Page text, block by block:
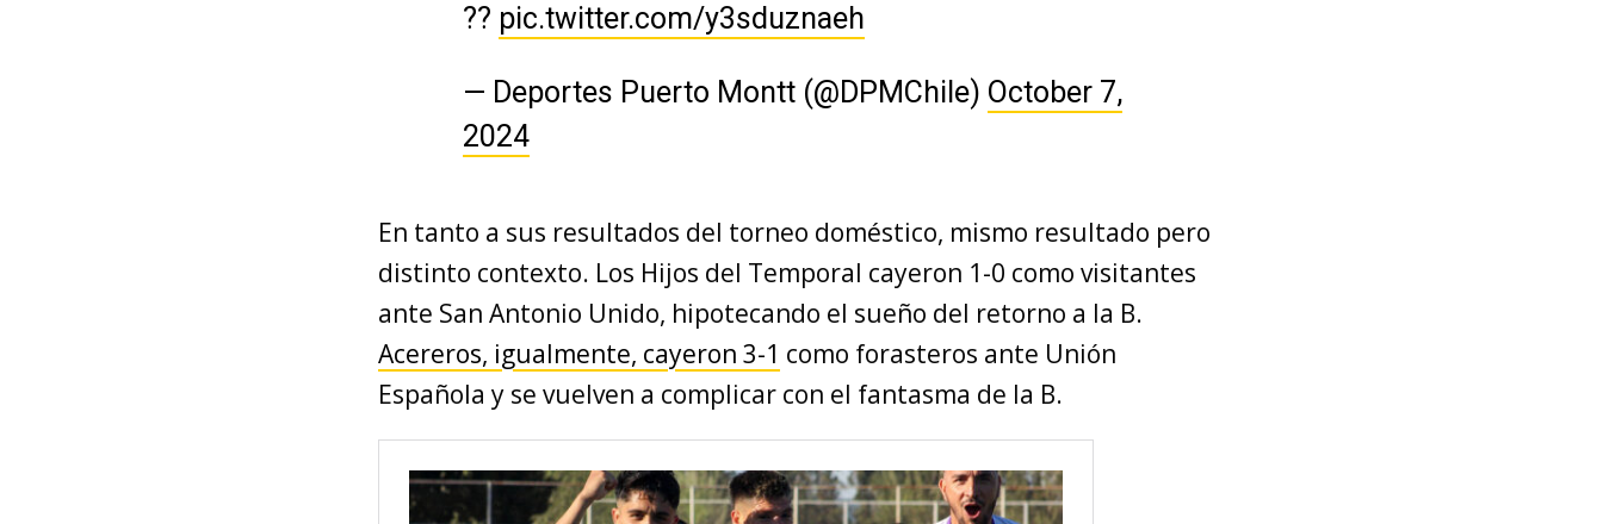
?? pic.twitter.com/y3sduznaeh
— Deportes Puerto Montt (@DPMChile) October 7,
2024
En tanto a sus resultados del torneo doméstico, mismo resultado pero
distinto contexto. Los Hijos del Temporal cayeron 1-0 como visitantes
ante San Antonio Unido, hipotecando el sueño del retorno a la B.
Acereros, igualmente, cayeron 3-1 como forasteros ante Unión
Española y se vuelven a complicar con el fantasma de la B.